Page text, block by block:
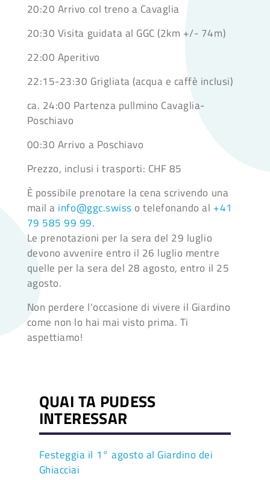
20:20 Arrivo col treno a Cavaglia
20:30 Visita guidata al GGC (2km +/- 74m)
22:00 Aperitivo
22:15-23:30 Grigliata (acqua e caffè inclusi)
ca. 24:00 Partenza pullmino Cavaglia-
Poschiavo
00:30 Arrivo a Poschiavo
Prezzo, inclusi i trasporti: CHF 85
È possibile prenotare la cena scrivendo una
mail a info@ggc.swiss o telefonando al +41
79 585 99 99.
Le prenotazioni per la sera del 29 luglio
devono avvenire entro il 26 luglio mentre
quelle per la sera del 28 agosto, entro il 25
agosto.
Non perdere l'occasione di vivere il Giardino
come non lo hai mai visto prima. Ti
aspettiamo!
QUAI TA PUDESS
INTERESSAR
Festeggia il 1° agosto al Giardino dei
Ghiacciai